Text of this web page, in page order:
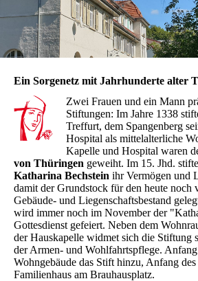
Ein Sorgenetz mit Jahrhunderte alter
Zwei Frauen und ein Mann
Stiftungen: Im Jahre 1338
Treffurt, dem Spangenberg
Hospital als mittelalterliche
Kapelle und Hospital waren
von Thüringen geweiht. Im 15. Jhd.
Katharina Bechstein ihr Vermögen und
damit der Grundstock für den heute noch
Gebäude- und Liegenschaftsbestand
wird immer noch im November der
Gottesdienst gefeiert. Neben dem
der Hauskapelle widmet sich die Stiftung
der Armen- und Wohlfahrtspflege.
Wohngebäude das Stift hinzu, Anfang des
Familienhaus am Brauhausplatz.